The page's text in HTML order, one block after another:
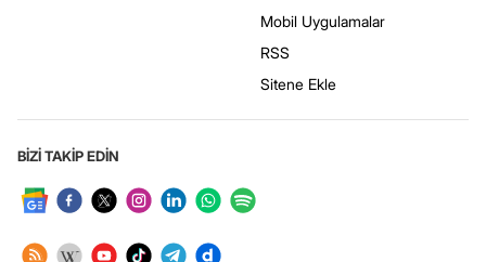
Mobil Uygulamalar
RSS
Sitene Ekle
BİZİ TAKİP EDİN